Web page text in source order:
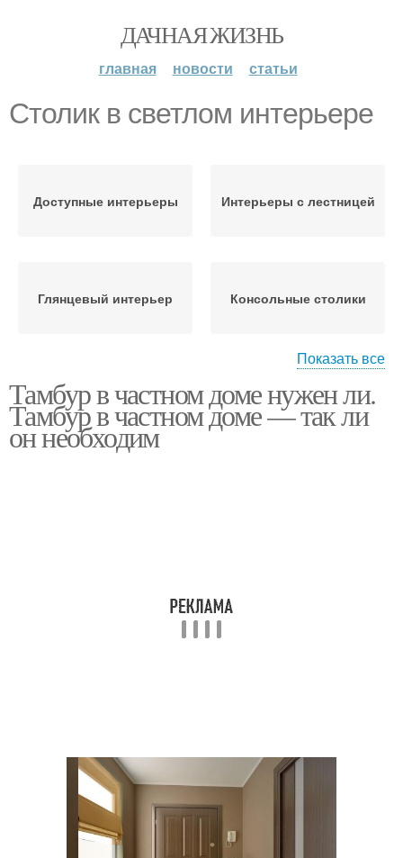
ДАЧНАЯ ЖИЗНЬ
главная новости статьи
Столик в светлом интерьере
Доступные интерьеры Интерьеры с лестницей
Глянцевый интерьер Консольные столики
Крем-брюле в
интерьере
Показать все
Тамбур в частном доме нужен ли.
Тамбур в частном доме — так ли
он необходим